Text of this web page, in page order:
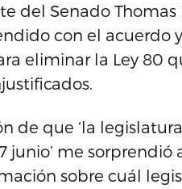
del Senado
con el acuerdo
eliminar la Ley 80
de que ‘la
junio’ me
sobre cuál